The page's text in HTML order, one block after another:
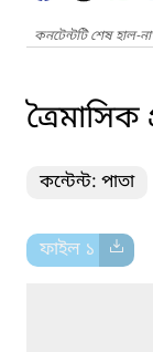
কনটেন্টটি শেষ হাল-
কন্টেন্ট: পাতা
ফাইল ১